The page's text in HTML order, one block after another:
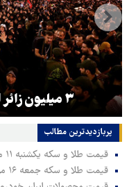
۳ میلیون زائر اربعین به کشور بازگشتند
پربازدیدترین‌ مطالب
قیمت طلا و سکه یکشنبه ۱۱ مرداد ۱۴۰۵/ ریزش سنگین سکه امامی
قیمت طلا و سکه جمعه ۱۶ مرداد ۱۴۰۵/ طلای ۱۸ عیار امروز چند؟